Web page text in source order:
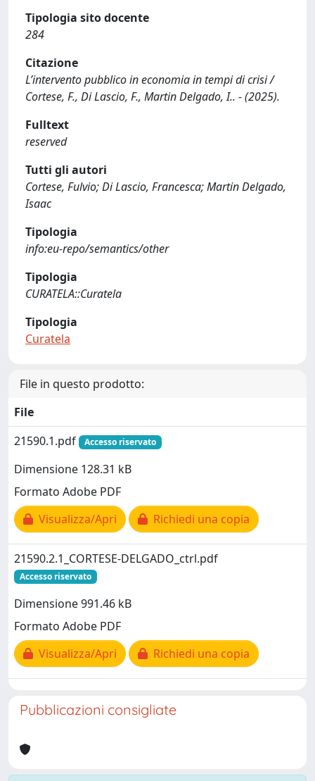
Tipologia sito docente
284
Citazione
L’intervento pubblico in economia in tempi di crisi /
Cortese, F., Di Lascio, F., Martin Delgado, I.. - (2025).
Fulltext
reserved
Tutti gli autori
Cortese, Fulvio; Di Lascio, Francesca; Martin Delgado,
Isaac
Tipologia
info:eu-repo/semantics/other
Tipologia
CURATELA::Curatela
Tipologia
Curatela
File in questo prodotto:
File
21590.1.pdf
Accesso riservato
Dimensione 128.31 kB
Formato Adobe PDF
Visualizza/Apri
Richiedi una copia
21590.2.1_CORTESE-DELGADO_ctrl.pdf
Accesso riservato
Dimensione 991.46 kB
Formato Adobe PDF
Visualizza/Apri
Richiedi una copia
Pubblicazioni consigliate